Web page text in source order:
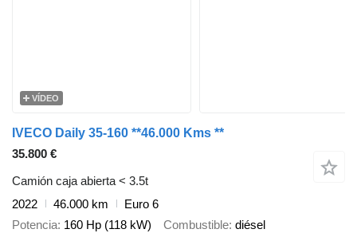
VÍDEO
IVECO Daily 35-160 **46.000 Kms **
35.800 €
Camión caja abierta < 3.5t
2022
46.000 km
Euro 6
Potencia 160 Hp (118 kW) Combustible diésel